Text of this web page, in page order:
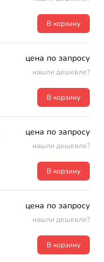
В корзину
цена по запросу
нашли дешевле?
В корзину
цена по запросу
нашли дешевле?
В корзину
цена по запросу
нашли дешевле?
В корзину